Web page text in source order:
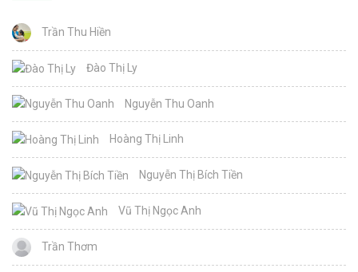
Trần Thu Hiền
Đào Thị Ly
Nguyễn Thu Oanh
Hoàng Thị Linh
Nguyễn Thị Bích Tiền
Vũ Thị Ngọc Anh
Trần Thơm